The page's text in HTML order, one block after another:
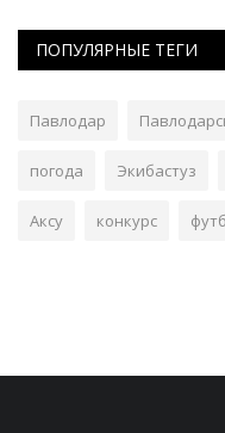
ПОПУЛЯРНЫЕ ТЕГИ
Павлодар
погода Экибастуз
Аксу конкурс